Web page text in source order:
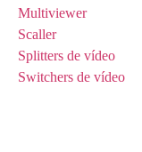
Multiviewer
Scaller
Splitters de vídeo
Switchers de vídeo